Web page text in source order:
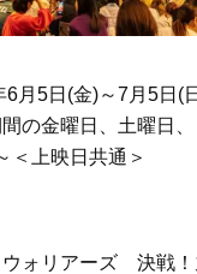
5日(金)～7月5日(
日、土曜日、日
上映日共通＞
ウォリアーズ 決戦！